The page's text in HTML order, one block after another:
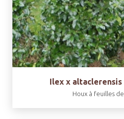
Ilex x
Houx à feuilles